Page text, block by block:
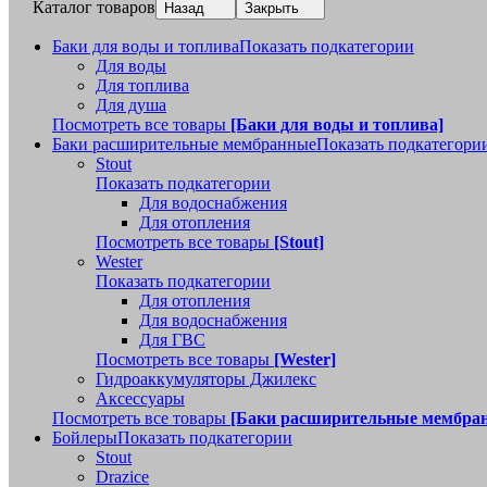
Каталог товаров Назад Закрыть
Баки для воды и топливаПоказать подкатегории
Для воды
Для топлива
Для душа
Посмотреть все товары [Баки для воды и топлива]
Баки расширительные мембранныеПоказать
Stout
Показать подкатегории
Для водоснабжения
Для отопления
Посмотреть все товары [Stout]
Wester
Показать подкатегории
Для отопления
Для водоснабжения
Для ГВС
Посмотреть все товары [Wester]
Гидроаккумуляторы Джилекс
Аксессуары
Посмотреть все товары [Баки расширительные
БойлерыПоказать подкатегории
Stout
Drazice